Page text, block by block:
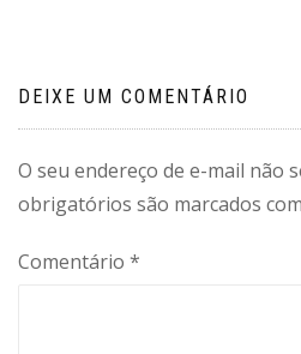
DEIXE UM COMENTÁRIO
O seu endereço de e-mail não
obrigatórios são marcados com
Comentário *